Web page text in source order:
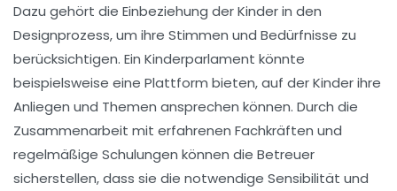
Dazu gehört die Einbeziehung der Kinder in den
Designprozess, um ihre Stimmen und Bedürfnisse zu
berücksichtigen. Ein Kinderparlament könnte
beispielsweise eine Plattform bieten, auf der Kinder ihre
Anliegen und Themen ansprechen können. Durch die
Zusammenarbeit mit erfahrenen Fachkräften und
regelmäßige Schulungen können die Betreuer
sicherstellen, dass sie die notwendige Sensibilität und